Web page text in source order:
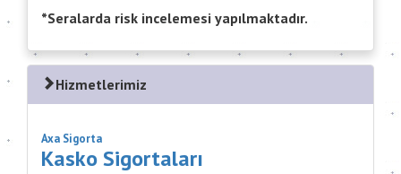
*Seralarda risk incelemesi yapılmaktadır.
Hizmetlerimiz
Axa Sigorta
Kasko Sigortaları